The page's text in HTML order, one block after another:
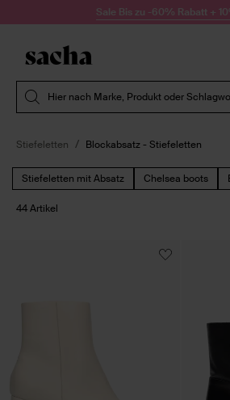
Zum Inhalt springenSale Bis zu -60% Rabatt +
Hier nach Marke, Produkt oder
Stiefeletten Blockabsatz - Stiefeletten
Stiefeletten mit Absatz Chelsea boots
44 Artikel